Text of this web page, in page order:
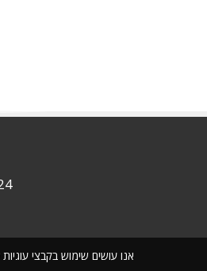
אנו עושים שימוש בקבצי